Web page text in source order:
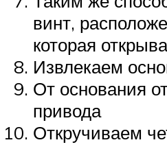
винт,
которая
Извлекаем
От основания
привода
Откручиваем